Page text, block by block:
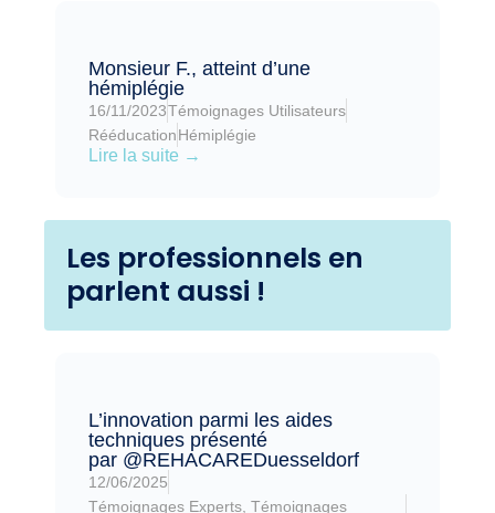
Monsieur F., atteint d’une
hémiplégie
16/11/2023Témoignages Utilisateurs
RééducationHémiplégie
Lire la suite →
Les professionnels en
parlent aussi !
L’innovation parmi les aides
techniques présenté
par ‪@REHACAREDuesseldorf‬
12/06/2025
Témoignages Experts Témoignages